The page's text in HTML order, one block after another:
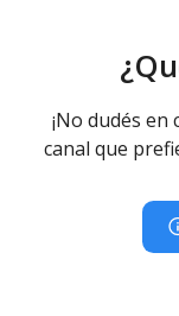
¡No dudés
canal que